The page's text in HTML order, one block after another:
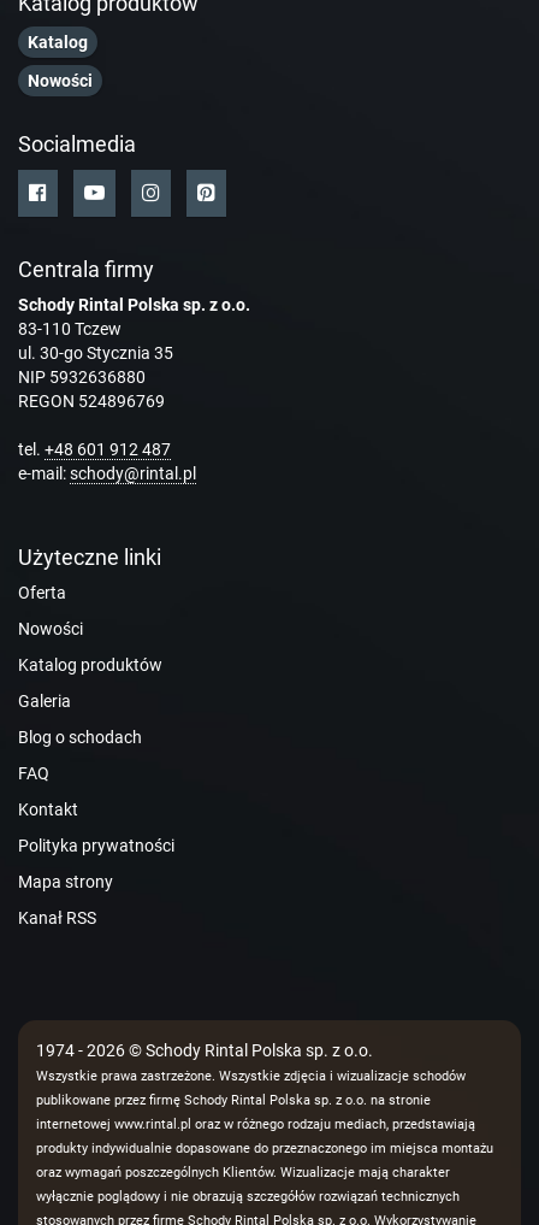
Katalog
Nowości
Socialmedia
Centrala firmy
Schody Rintal Polska sp. z o.o.
83-110 Tczew
ul. 30-go Stycznia 35
NIP 5932636880
REGON 524896769
tel. +48 601 912 487
e-mail:schody@rintal.pl
Użyteczne linki
Oferta
Nowości
Katalog produktów
Galeria
Blog o schodach
FAQ
Kontakt
Polityka prywatności
Mapa strony
Kanał RSS
1974 - 2026 © Schody Rintal Polska sp. z o.o.
Wszystkie prawa zastrzeżone. Wszystkie zdjęcia i wizualizacje schodów
publikowane przez firmę Schody Rintal Polska sp. z o.o. na stronie
internetowej www.rintal.pl oraz w różnego rodzaju mediach, przedstawiają
produkty indywidualnie dopasowane do przeznaczonego im miejsca montażu
oraz wymagań poszczególnych Klientów. Wizualizacje mają charakter
wyłącznie poglądowy i nie obrazują szczegółów rozwiązań technicznych
stosowanych przez firmę Schody Rintal Polska sp. z o.o. Wykorzystywanie